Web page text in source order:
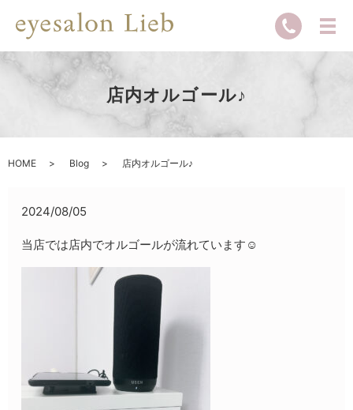
店内オルゴール♪
HOME Blog 店内オルゴール♪
2024/08/05
当店では店内でオルゴールが流れています☺️